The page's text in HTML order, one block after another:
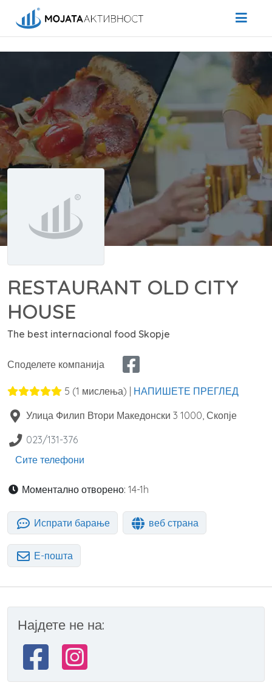
RESTAURANT OLD CITY
HOUSE
The best internacional food Skopje
Споделете компанија
5 (1 мислења) | НАПИШЕТЕ ПРЕГЛЕД
Улица Филип Втори Македонски 3 1000 Скопје
023/131-376
Сите телефони
Моментално отворено: 14-1h
Испрати барање веб страна
Е-пошта
Најдете не на: